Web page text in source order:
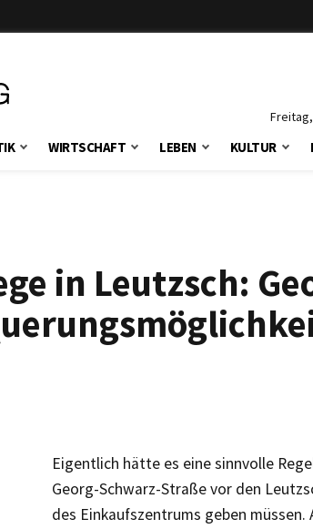
WIRTSCHAFT LEBEN KULTUR
in Leutzsch:
Eigentlich hätte es eine sinnvolle
Georg-Schwarz-Straße vor den
des Einkaufszentrums geben